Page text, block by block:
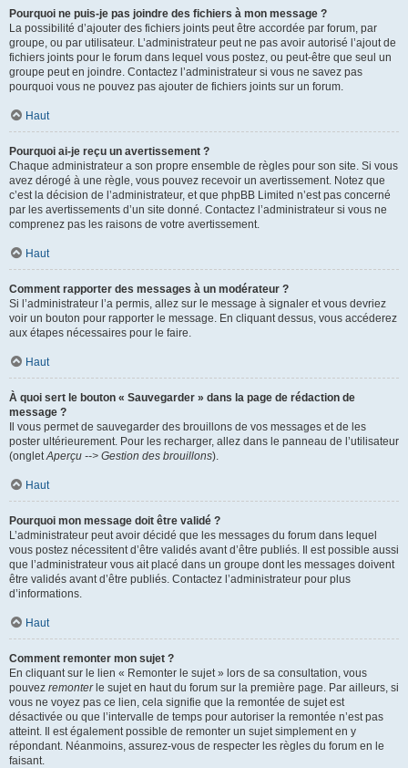
Pourquoi ne puis-je pas joindre des fichiers à mon message ?
La possibilité d’ajouter des fichiers joints peut être accordée par forum, par
groupe, ou par utilisateur. L’administrateur peut ne pas avoir autorisé l’ajout de
fichiers joints pour le forum dans lequel vous postez, ou peut-être que seul un
groupe peut en joindre. Contactez l’administrateur si vous ne savez pas
pourquoi vous ne pouvez pas ajouter de fichiers joints sur un forum.
Haut
Pourquoi ai-je reçu un avertissement ?
Chaque administrateur a son propre ensemble de règles pour son site. Si vous
avez dérogé à une règle, vous pouvez recevoir un avertissement. Notez que
c’est la décision de l’administrateur, et que phpBB Limited n’est pas concerné
par les avertissements d’un site donné. Contactez l’administrateur si vous ne
comprenez pas les raisons de votre avertissement.
Haut
Comment rapporter des messages à un modérateur ?
Si l’administrateur l’a permis, allez sur le message à signaler et vous devriez
voir un bouton pour rapporter le message. En cliquant dessus, vous accéderez
aux étapes nécessaires pour le faire.
Haut
À quoi sert le bouton « Sauvegarder » dans la page de rédaction de
message ?
Il vous permet de sauvegarder des brouillons de vos messages et de les
poster ultérieurement. Pour les recharger, allez dans le panneau de l’utilisateur
(ongletAperçu --> Gestion des brouillons).
Haut
Pourquoi mon message doit être validé ?
L’administrateur peut avoir décidé que les messages du forum dans lequel
vous postez nécessitent d’être validés avant d’être publiés. Il est possible aussi
que l’administrateur vous ait placé dans un groupe dont les messages doivent
être validés avant d’être publiés. Contactez l’administrateur pour plus
d’informations.
Haut
Comment remonter mon sujet ?
En cliquant sur le lien « Remonter le sujet » lors de sa consultation, vous
pouvez remonterle sujet en haut du forum sur la première page. Par ailleurs, si
vous ne voyez pas ce lien, cela signifie que la remontée de sujet est
désactivée ou que l’intervalle de temps pour autoriser la remontée n’est pas
atteint. Il est également possible de remonter un sujet simplement en y
répondant. Néanmoins, assurez-vous de respecter les règles du forum en le
faisant.